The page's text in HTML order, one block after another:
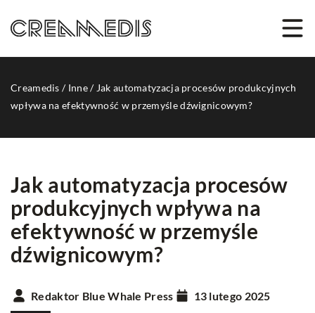
Creamedis / Inne/ Jak automatyzacja procesów produkcyjnych
wpływa na efektywność w przemyśle dźwignicowym?
Jak automatyzacja procesów
produkcyjnych wpływa na
efektywność w przemyśle
dźwignicowym?
Redaktor Blue Whale Press 13 lutego 2025